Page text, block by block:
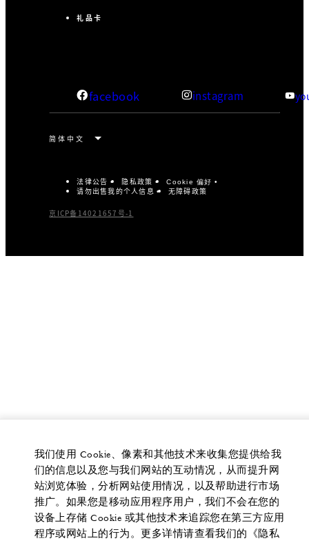
礼品卡
facebook instagram
法律公告 隐私政策 Cookie 偏好
请勿出售我的个人信息 无障碍政策
京ICP备14021657号-1
我们使用 Cookie、像素和其他技术来收集您提供给我
们的信息以及您与我们网站的互动情况，从而提升网
站浏览体验，分析网站使用情况，以及帮助进行市场
推广。如果您是移动应用程序用户，我们不会在您的
设备上存储 Cookie 或其他技术来追踪您在第三方应用
程序或网站上的行为。更多详情请查看我们的《隐私